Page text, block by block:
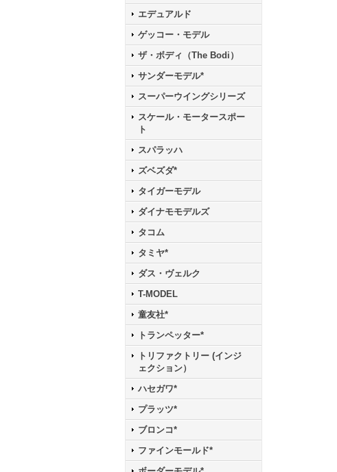
エデュアルド
ゲッコー・モデル
ザ・ボディ（The Bodi）
サンダーモデル*
スーパーウイングシリーズ
スケール・モータースポー
ト
スパラッハ
ズベズダ*
タイガーモデル
ダイナモモデルズ
タコム
タミヤ*
ダス・ヴェルク
T-MODEL
童友社*
トランペッター*
トリファクトリー (インジ
ェクション）
ハセガワ*
プラッツ*
ブロンコ*
ファインモールド*